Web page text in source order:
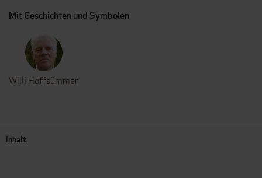
Mit Geschichten und Symbolen
Willi Hoffsümmer
Inhalt